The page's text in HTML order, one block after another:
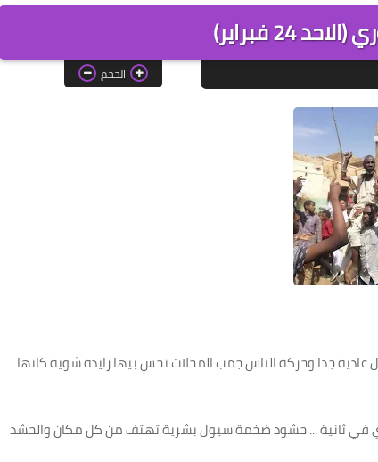
24 فبراير)
الحجم
عادية جدا وحركة الناس جمب المحلات تحس بيها زايدة شوية كانها
في ثانية ... حشود ضخمة سيول بشرية تهتف من كل مكان والحشد